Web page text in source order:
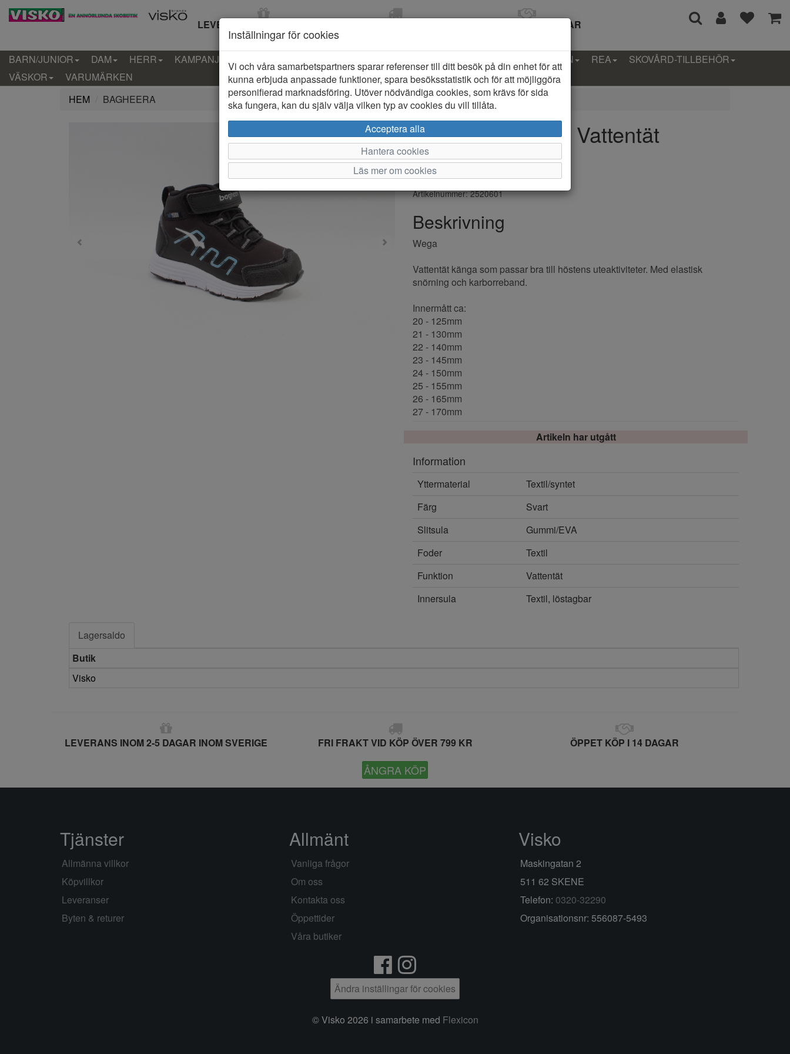
LEVERANS INOM 2-5 DAGAR ÖPPET KÖP I 14 DAGAR
BARN/JUNIOR DAM HERR KAMPANJ KLÄDER-BARN PROVKOLLEKTION REA
SKOVÅRD-TILLBEHÖR
VÄSKOR
VARUMÄRKEN
HEM
BAGHEERA
Bagheera Wega, Vattentät
Höstkänga
Varumärke: Bagheera
Artikelnummer: 2520601
Beskrivning
Wega
Vattentät känga som passar bra till höstens uteaktiviteter. Med elastisk
snörning och karborreband.
Innermått ca:
20 - 125mm
21 - 130mm
22 - 140mm
23 - 145mm
24 - 150mm
25 - 155mm
26 - 165mm
27 - 170mm
Artikeln har utgått
Information
Yttermaterial
Textil/syntet
Färg
Svart
Slitsula
Gummi/EVA
Foder
Textil
Funktion
Vattentät
Innersula
Textil, löstagbar
Lagersaldo
Butik
Visko
LEVERANS INOM 2-5 DAGAR INOM SVERIGE FRI FRAKT VID KÖP ÖVER 799 KR ÖPPET KÖP I 14 DAGAR
ÅNGRA KÖP
Inställningar för cookies
Vi och våra samarbetspartners sparar referenser till ditt besök på din enhet för att
kunna erbjuda anpassade funktioner, spara besöksstatistik och för att möjliggöra
personifierad marknadsföring. Utöver nödvändiga cookies, som krävs för sida
ska fungera, kan du själv välja vilken typ av cookies du vill tillåta.
Acceptera alla
Hantera cookies
Läs mer om cookies
Tjänster
Allmänna villkor
Köpvillkor
Leveranser
Byten & returer
Allmänt
Vanliga frågor
Om oss
Kontakta oss
Öppettider
Våra butiker
Visko
Maskingatan 2
511 62 SKENE
Telefon: 0320-32290
Organisationsnr: 556087-5493
Ändra inställingar för cookies
© Visko 2026 i samarbete med Flexicon